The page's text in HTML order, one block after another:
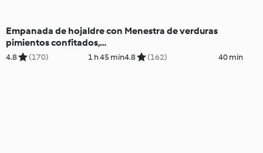
Empanada de hojaldre con
pimientos confitados,
cecina y queso de cabra
4.8 (170) 1 h 45 min
Menestra de verduras
4.8 (162) 40 min